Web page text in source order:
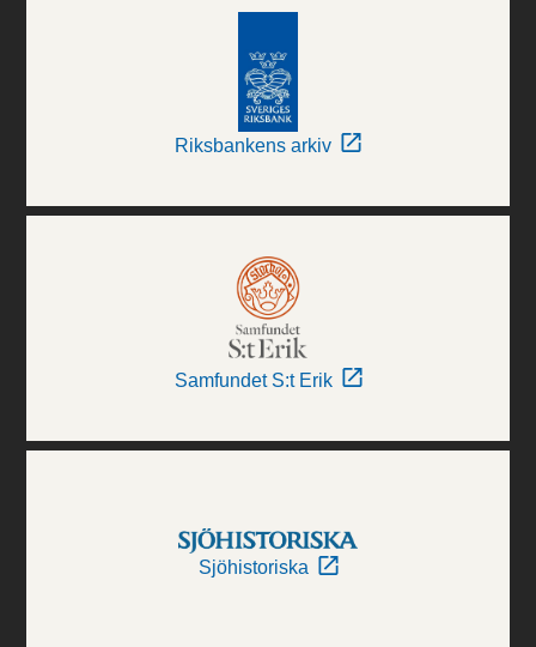
Riksbankens arkiv
Samfundet S:t Erik
Sjöhistoriska